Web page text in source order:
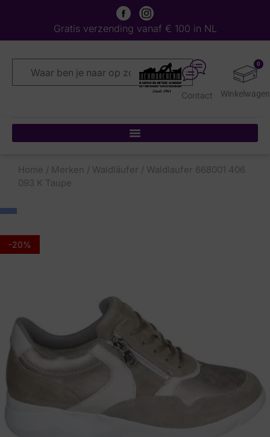
Gratis verzending vanaf € 100 in NL
0
Contact
Home / Merken / Waldläufer / Waldlaufer 668001 406
093 K Taupe
-20%